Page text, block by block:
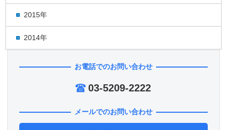
2015年
2014年
お電話でのお問い合わせ
03-5209-2222
メールでのお問い合わせ